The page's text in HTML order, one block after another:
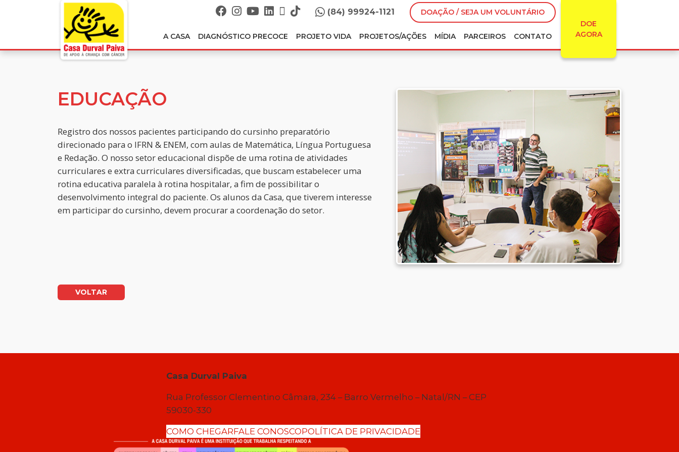
(84) 99924-1121
DOAÇÃO / SEJA UM VOLUNTÁRIO
DOE
AGORA
A CASA DIAGNÓSTICO PRECOCE PROJETO VIDA PROJETOS/AÇÕES MÍDIA PARCEIROS CONTATO
EDUCAÇÃO
Registro dos nossos pacientes participando do cursinho preparatório
direcionado para o IFRN & ENEM, com aulas de Matemática, Língua Portuguesa
e Redação. O nosso setor educacional dispõe de uma rotina de atividades
curriculares e extra curriculares diversificadas, que buscam estabelecer uma
rotina educativa paralela à rotina hospitalar, a fim de possibilitar o
desenvolvimento integral do paciente. Os alunos da Casa, que tiverem interesse
em participar do cursinho, devem procurar a coordenação do setor.
VOLTAR
Casa Durval Paiva
Rua Professor Clementino Câmara, 234 – Barro Vermelho – Natal/RN – CEP
59030-330
COMO CHEGARFALE CONOSCOPOLÍTICA DE PRIVACIDADE